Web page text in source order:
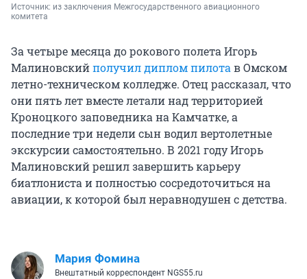
Источник: из заключения Межгосударственного авиационного
комитета
За четыре месяца до рокового полета Игорь
Малиновскийполучил диплом пилота в Омском
летно-техническом колледже. Отец рассказал, что
они пять лет вместе летали над территорией
Кроноцкого заповедника на Камчатке, а
последние три недели сын водил вертолетные
экскурсии самостоятельно. В 2021 году Игорь
Малиновский решил завершить карьеру
биатлониста и полностью сосредоточиться на
авиации, к которой был неравнодушен с детства.
Мария Фомина
Внештатный корреспондент NGS55.ru